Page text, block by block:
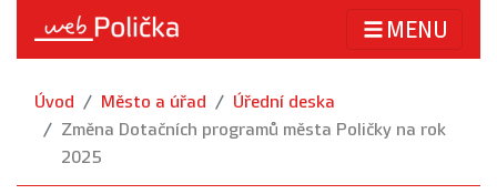
MENU
Úvod Město a úřad
Úřední deska
Změna Dotačních programů města Poličky na rok
2025